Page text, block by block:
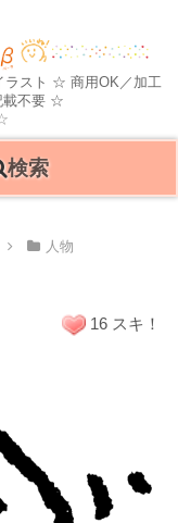
ラスト ☆ 商用OK／加工
載不要 ☆
検索
人物
16 スキ！